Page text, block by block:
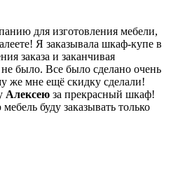
для изготовления мебели,
Я заказывала шкаф-купе в
заказа и заканчивая
было. Все было сделано очень
же мне ещё скидку сделали!
Алексею за прекрасный шкаф!
буду заказывать только